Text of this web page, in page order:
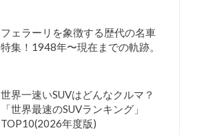
フェラーリを象徴する歴代の名車
特集！1948年〜現在までの軌跡。
世界一速いSUVはどんなクルマ？
「世界最速のSUVランキング」
TOP10(2026年度版)